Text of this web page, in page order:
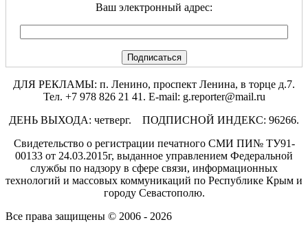
Ваш электронный адрес:
ДЛЯ РЕКЛАМЫ: п. Ленино, проспект Ленина, в торце д.7.
Тел. +7 978 826 21 41. E-mail: g.reporter@mail.ru
ДЕНЬ ВЫХОДА: четверг. ПОДПИСНОЙ ИНДЕКС: 96266.
Свидетельство о регистрации печатного СМИ ПИ№ ТУ91-
00133 от 24.03.2015г, выданное управлением Федеральной
службы по надзору в сфере связи, информационных
технологий и массовых коммуникаций по Республике Крым и
городу Севастополю.
Все права защищены © 2006 - 2026